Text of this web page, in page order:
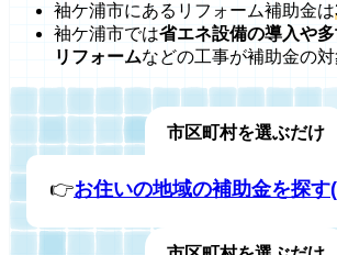
袖ケ浦市にあるリフォーム補助金は
袖ケ浦市では省エネ設備の導入や
リフォームなどの工事が補助金の対
市区町村を選ぶだけ
👉お住いの地域の補助金を探す